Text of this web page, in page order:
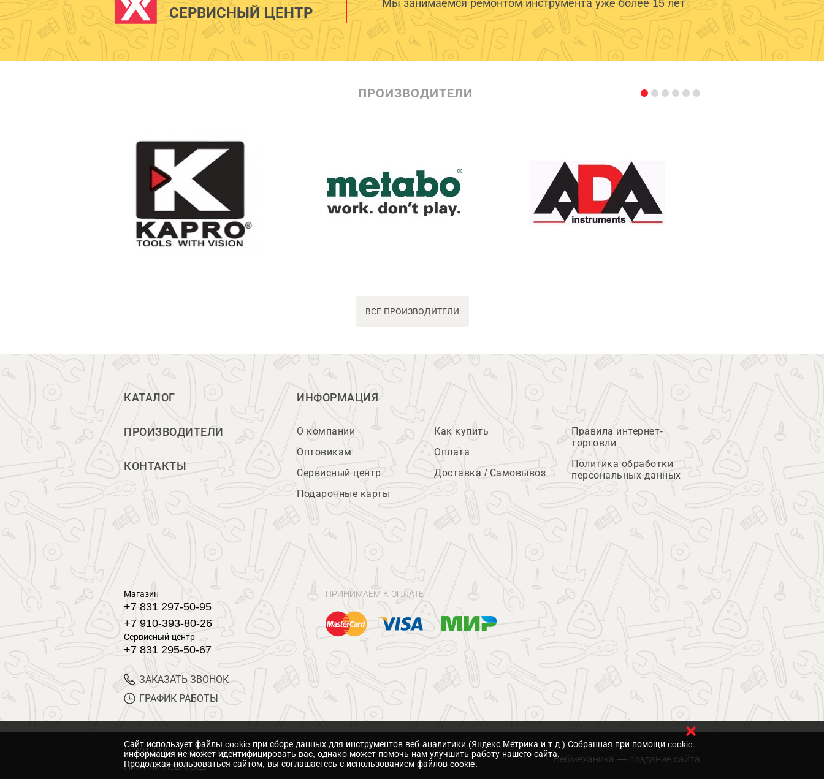
СЕРВИСНЫЙ ЦЕНТР
Мы занимаемся ремонтом инструмента уже более 15 лет
ПРОИЗВОДИТЕЛИ
ВСЕ ПРОИЗВОДИТЕЛИ
КАТАЛОГ
ПРОИЗВОДИТЕЛИ
КОНТАКТЫ
ИНФОРМАЦИЯ
О компании
Оптовикам
Сервисный центр
Подарочные карты
Как купить
Оплата
Доставка / Самовывоз
Правила интернет-
торговли
Политика обработки
персональных данных
Магазин
+7 831 297-50-95
+7 910-393-80-26
Сервисный центр
+7 831 295-50-67
ЗАКАЗАТЬ ЗВОНОК
ГРАФИК РАБОТЫ
ПРИНИМАЕМ К ОПЛАТЕ
© 2017 Магазин Хозяин
Нижний Новгород
Вебмеханика — создание сайта
Cайт использует файлы cookie при сборе данных для инструментов веб-аналитики (Яндекс.Метрика и т.д.) Собранная при помощи cookie
информация не может идентифицировать вас, однако может помочь нам улучшить работу нашего сайта.
Продолжая пользоваться сайтом, вы соглашаетесь с использованием файлов cookie.